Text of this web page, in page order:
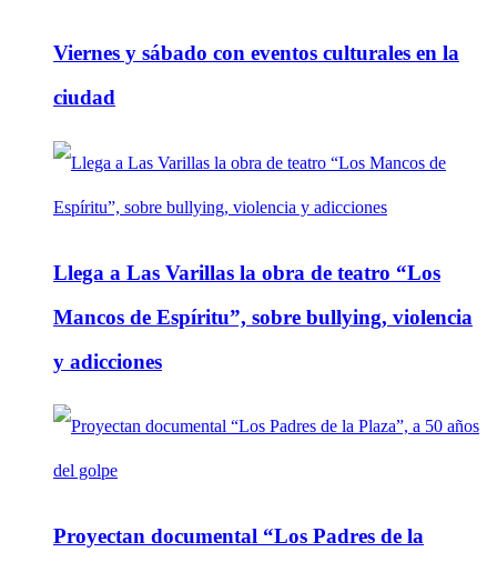
Viernes y sábado con eventos culturales en la
ciudad
Llega a Las Varillas la obra de teatro “Los
Mancos de Espíritu”, sobre bullying, violencia
y adicciones
Proyectan documental “Los Padres de la